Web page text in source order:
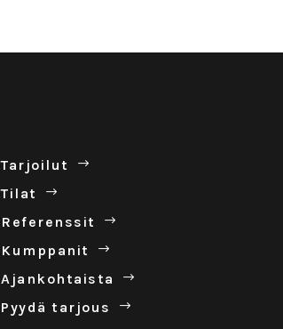
Tar­joilut
Tilat
Refe­renssit
Kump­panit
Ajan­koh­taista
Pyydä tar­jous